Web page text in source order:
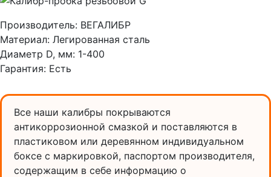
Производитель: ВЕГАЛИБР
Материал: Легированная сталь
Диаметр D, мм: 1-400
Гарантия: Есть
Все наши калибры покрываются
антикоррозионной смазкой и поставляются в
пластиковом или деревянном индивидуальном
боксе с маркировкой, паспортом производителя,
содержащим в себе информацию о